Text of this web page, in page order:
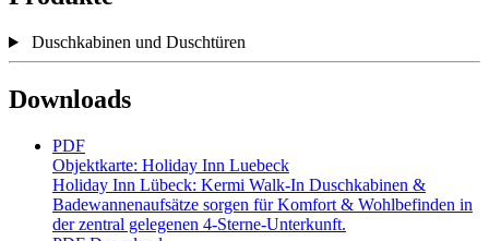
Duschkabinen und Duschtüren
Downloads
PDF
Objektkarte: Holiday Inn Luebeck
Holiday Inn Lübeck: Kermi Walk-In Duschkabinen &
Badewannenaufsätze sorgen für Komfort & Wohlbefinden in
der zentral gelegenen 4-Sterne-Unterkunft.